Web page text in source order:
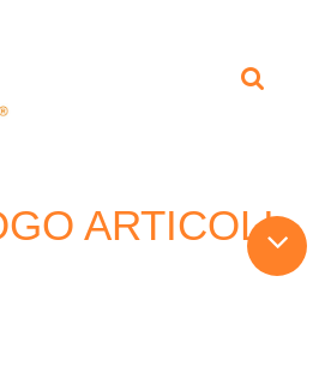
ARTICOLI